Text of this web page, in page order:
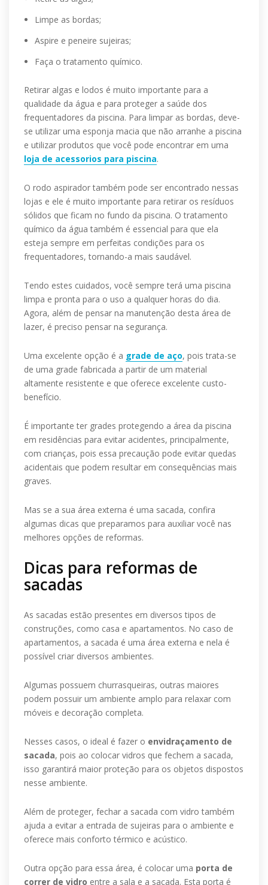
Limpe as bordas;
Aspire e peneire sujeiras;
Faça o tratamento químico.
Retirar algas e lodos é muito importante para a
qualidade da água e para proteger a saúde dos
frequentadores da piscina. Para limpar as bordas, deve-
se utilizar uma esponja macia que não arranhe a piscina
e utilizar produtos que você pode encontrar em uma
loja de acessorios para piscina.
O rodo aspirador também pode ser encontrado nessas
lojas e ele é muito importante para retirar os resíduos
sólidos que ficam no fundo da piscina. O tratamento
químico da água também é essencial para que ela
esteja sempre em perfeitas condições para os
frequentadores, tornando-a mais saudável.
Tendo estes cuidados, você sempre terá uma piscina
limpa e pronta para o uso a qualquer horas do dia.
Agora, além de pensar na manutenção desta área de
lazer, é preciso pensar na segurança.
Uma excelente opção é a grade de aço, pois trata-se
de uma grade fabricada a partir de um material
altamente resistente e que oferece excelente custo-
benefício.
É importante ter grades protegendo a área da piscina
em residências para evitar acidentes, principalmente,
com crianças, pois essa precaução pode evitar quedas
acidentais que podem resultar em consequências mais
graves.
Mas se a sua área externa é uma sacada, confira
algumas dicas que preparamos para auxiliar você nas
melhores opções de reformas.
Dicas para reformas de
sacadas
As sacadas estão presentes em diversos tipos de
construções, como casa e apartamentos. No caso de
apartamentos, a sacada é uma área externa e nela é
possível criar diversos ambientes.
Algumas possuem churrasqueiras, outras maiores
podem possuir um ambiente amplo para relaxar com
móveis e decoração completa.
Nesses casos, o ideal é fazer o envidraçamento de
sacada, pois ao colocar vidros que fechem a sacada,
isso garantirá maior proteção para os objetos dispostos
nesse ambiente.
Além de proteger, fechar a sacada com vidro também
ajuda a evitar a entrada de sujeiras para o ambiente e
oferece mais conforto térmico e acústico.
Outra opção para essa área, é colocar uma porta de
correr de vidro entre a sala e a sacada. Esta porta é